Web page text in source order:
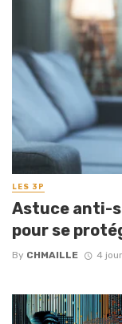
LES 3P
Astuce anti-
pour se
By CHMAILLE 4